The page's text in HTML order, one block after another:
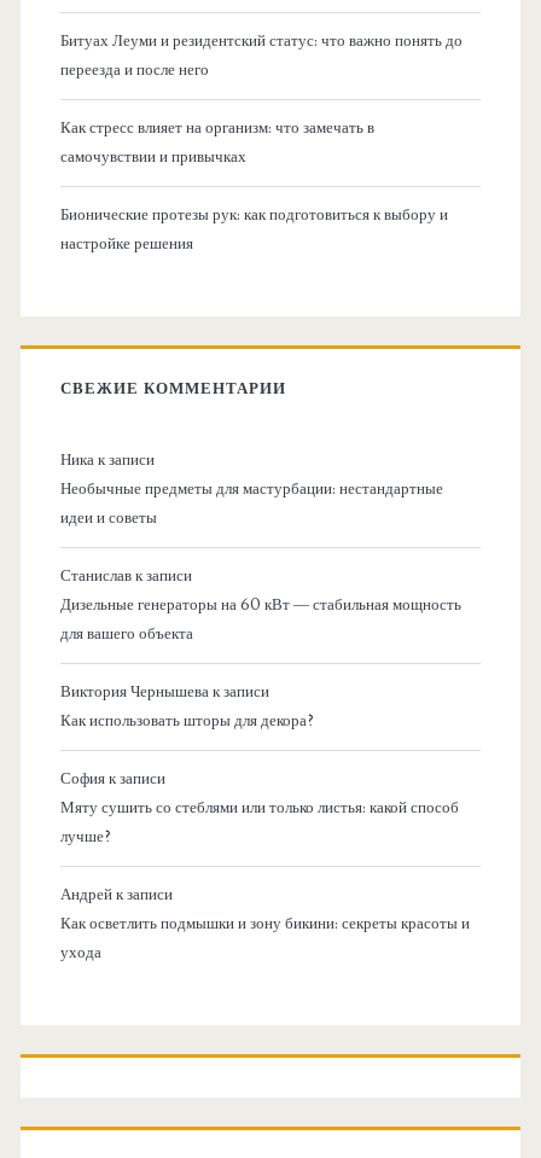
Битуах Леуми и резидентский статус: что важно понять до
переезда и после него
Как стресс влияет на организм: что замечать в
самочувствии и привычках
Бионические протезы рук: как подготовиться к выбору и
настройке решения
СВЕЖИЕ КОММЕНТАРИИ
Никак записи
Необычные предметы для мастурбации: нестандартные
идеи и советы
Станиславк записи
Дизельные генераторы на 60 кВт — стабильная мощность
для вашего объекта
Виктория Чернышевак записи
Как использовать шторы для декора?
Софияк записи
Мяту сушить со стеблями или только листья: какой способ
лучше?
Андрейк записи
Как осветлить подмышки и зону бикини: секреты красоты и
ухода